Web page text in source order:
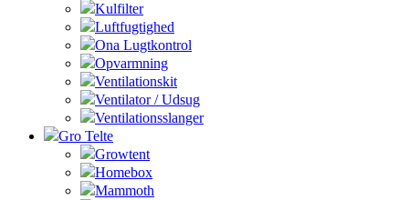
Kulfilter
Luftfugtighed
Ona Lugtkontrol
Opvarmning
Ventilationskit
Ventilator / Udsug
Ventilationsslanger
Gro Telte
Growtent
Homebox
Mammoth